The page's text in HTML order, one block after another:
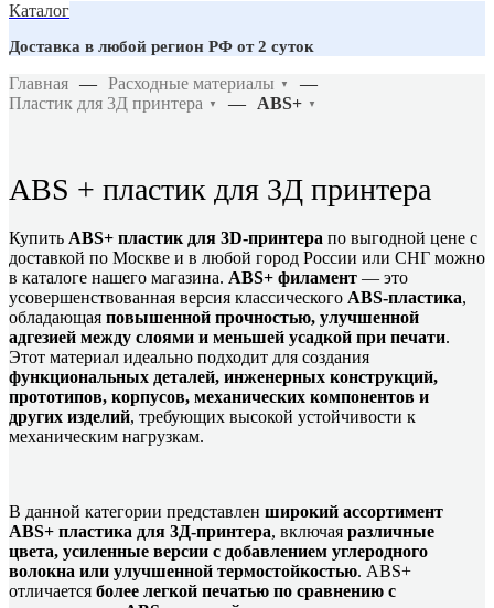
Каталог
Доставка в любой регион РФ от 2 суток
Главная — Расходные материалы ▼
—
Пластик для 3Д принтера
▼ — ABS+ ▼
ABS + пластик для 3Д принтера
Купить ABS+ пластик для 3D-принтера по выгодной цене с
доставкой по Москве и в любой город России или СНГ можно
в каталоге нашего магазина. ABS+ филамент — это
усовершенствованная версия классического ABS-пластика,
обладающая повышенной прочностью, улучшенной
адгезией между слоями и меньшей усадкой при печати.
Этот материал идеально подходит для создания
функциональных деталей, инженерных конструкций,
прототипов, корпусов, механических компонентов и
других изделий, требующих высокой устойчивости к
механическим нагрузкам.
В данной категории представлен широкий ассортимент
ABS+ пластика для 3Д-принтера, включая различные
цвета, усиленные версии с добавлением углеродного
волокна или улучшенной термостойкостью. ABS+
отличается более легкой печатью по сравнению с